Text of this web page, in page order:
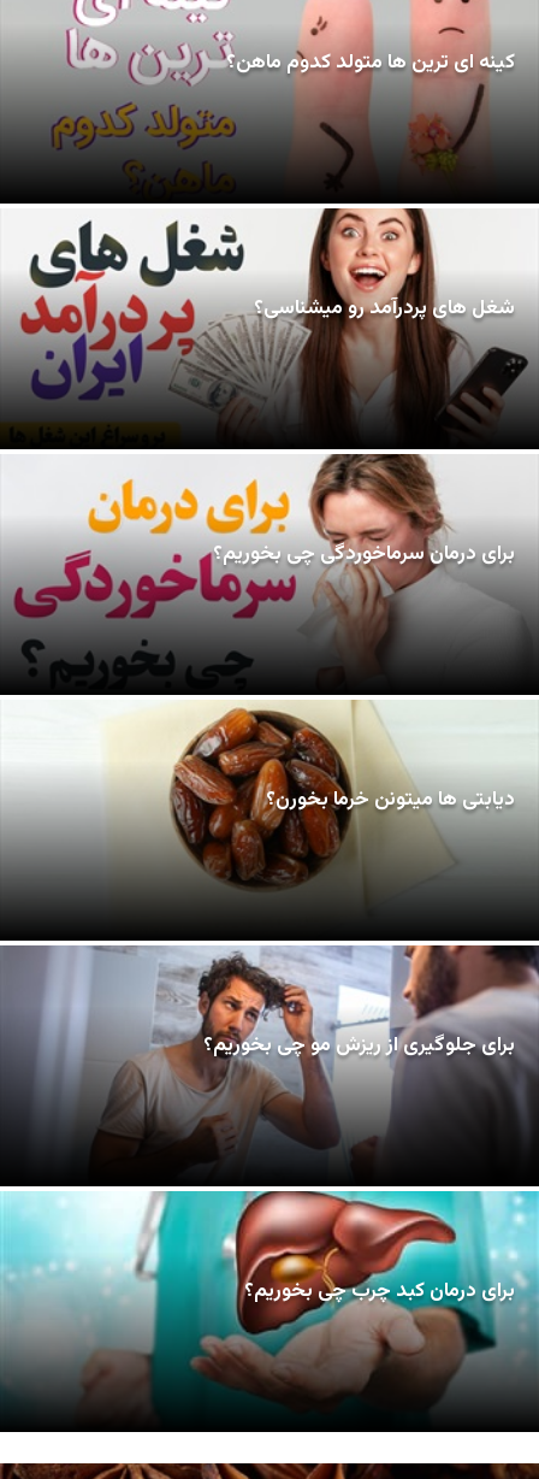
کینه ای ترین ها متولد کدوم ماهن؟
شغل های پردرآمد رو میشناسی؟
برای درمان سرماخوردگی چی بخوریم؟
دیابتی ها میتونن خرما بخورن؟
برای جلوگیری از ریزش مو چی بخوریم؟
برای درمان کبد چرب چی بخوریم؟